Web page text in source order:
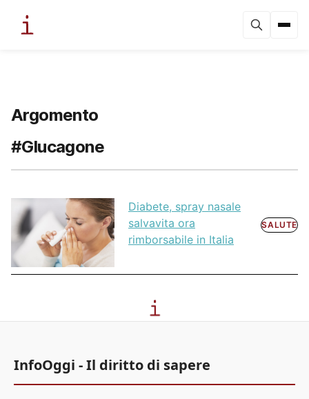
Argomento
#Glucagone
Diabete, spray nasale
salvavita ora
rimborsabile in Italia
SALUTE
InfoOggi - Il diritto di sapere